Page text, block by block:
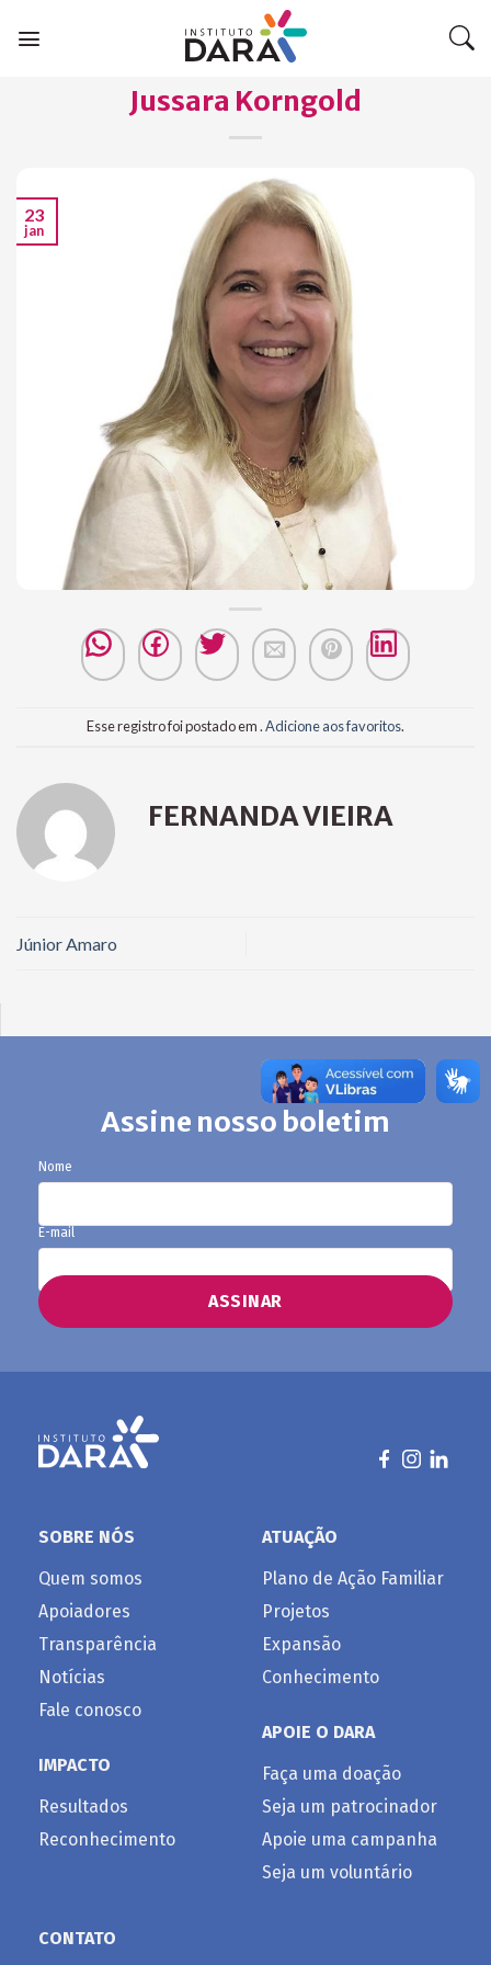
Jussara Korngold
23
jan
Esse registro foi postado em .Adicione aos favoritos.
FERNANDA VIEIRA
Júnior Amaro
Assine nosso boletim
Nome
E-mail
SOBRE NÓS
Quem somos
Apoiadores
Transparência
Notícias
Fale conosco
IMPACTO
Resultados
Reconhecimento
ATUAÇÃO
Plano de Ação Familiar
Projetos
Expansão
Conhecimento
APOIE O DARA
Faça uma doação
Seja um patrocinador
Apoie uma campanha
Seja um voluntário
CONTATO